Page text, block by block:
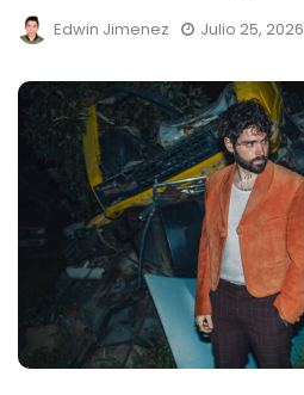
Edwin Jimenez Julio 25, 2026